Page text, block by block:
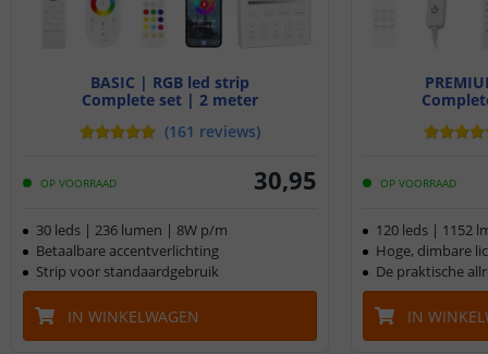
BASIC | RGB led strip
Complete set | 2 meter
(161 reviews)
OP VOORRAAD 30,95
30 leds | 236 lumen | 8W p/m
Betaalbare accentverlichting
Strip voor standaardgebruik
IN WINKELWAGEN
OP VOORRAAD
120 leds | 1152
Hoge, dimbare
De praktische
IN